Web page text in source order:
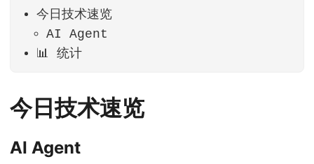
今日技术速览
AI Agent
📊 统计
今日技术速览
AI Agent